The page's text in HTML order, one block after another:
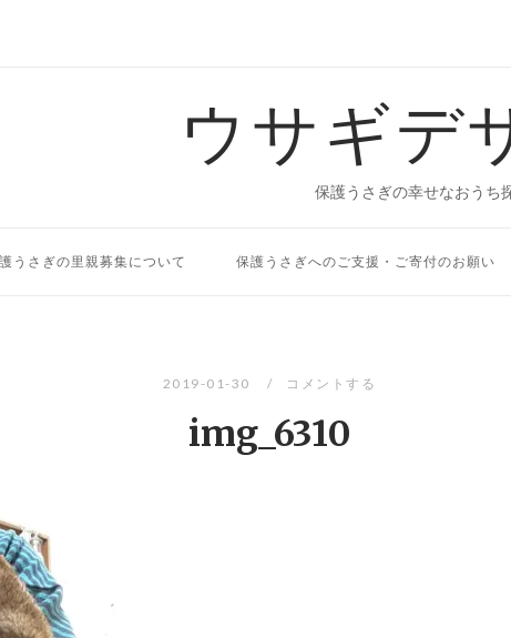
ウサギデ
保護うさぎの幸せなおうち
うさぎの里親募集について 保護うさぎへのご支援・ご寄付のお願い
2019-01-30 コメントする
img_6310